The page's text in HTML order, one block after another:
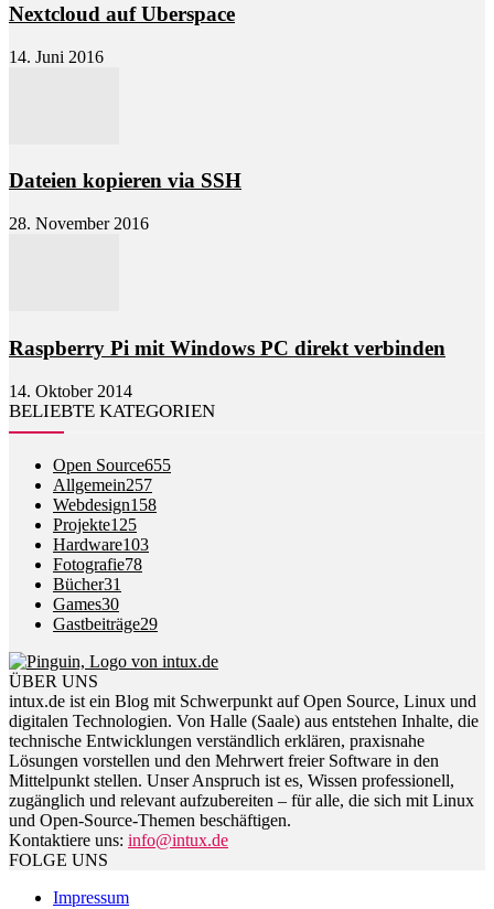
Nextcloud auf Uberspace
14. Juni 2016
Dateien kopieren via SSH
28. November 2016
Raspberry Pi mit Windows PC direkt verbinden
14. Oktober 2014
BELIEBTE KATEGORIEN
Open Source655
Allgemein257
Webdesign158
Projekte125
Hardware103
Fotografie78
Bücher31
Games30
Gastbeiträge29
ÜBER UNS
intux.de ist ein Blog mit Schwerpunkt auf Open Source, Linux und
digitalen Technologien. Von Halle (Saale) aus entstehen Inhalte, die
technische Entwicklungen verständlich erklären, praxisnahe
Lösungen vorstellen und den Mehrwert freier Software in den
Mittelpunkt stellen. Unser Anspruch ist es, Wissen professionell,
zugänglich und relevant aufzubereiten – für alle, die sich mit Linux
und Open-Source-Themen beschäftigen.
Kontaktiere uns: info@intux.de
FOLGE UNS
Impressum